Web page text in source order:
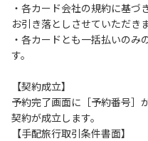
・各カード会社の規約に基づ
お引き落としさせていただきま
・各カードとも一括払いのみ
す。
【契約成立】
予約完了画面に［予約番号］
契約が成立します。
【手配旅行取引条件書面】